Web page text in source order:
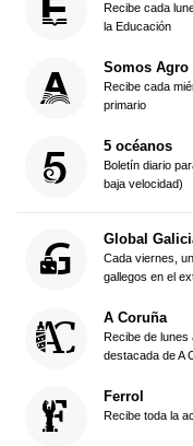
Recibe cada
la Educación
Somos Agro
Recibe cada
primario
5 océanos
Boletín diario
baja velocidad)
Global
Cada viernes,
gallegos en el
A Coruña
Recibe de lunes
destacada de A
Ferrol
Recibe toda la